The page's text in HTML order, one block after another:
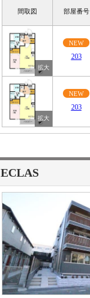
間取図 部屋番号
NEW
203
NEW
203
ECLAS